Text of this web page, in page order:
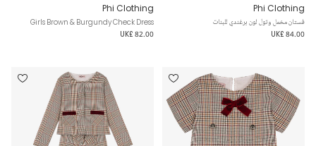
Phi Clothing
فستان مخمل وتول لون برغندي للبنات
UK£ 84.00
Phi Clothing
Girls Brown & Burgundy Check Dress
UK£ 82.00